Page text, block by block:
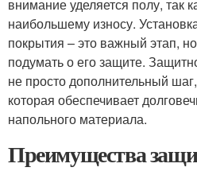
внимание уделяется полу, так
наибольшему износу.
покрытия – это важный этап,
подумать о его защите.
не просто дополнительный
которая обеспечивает
напольного материала.
Преимущества